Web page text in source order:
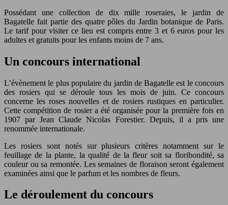
Possédant une collection de dix mille roseraies, le jardin de
Bagatelle fait partie des quatre pôles du Jardin botanique de Paris.
Le tarif pour visiter ce lieu est compris entre 3 et 6 euros pour les
adultes et gratuits pour les enfants moins de 7 ans.
Un concours international
L’évènement le plus populaire du jardin de Bagatelle est le concours
des rosiers qui se déroule tous les mois de juin. Ce concours
concerne les roses nouvelles et de rosiers rustiques en particulier.
Cette compétition de rosier a été organisée pour la première fois en
1907 par Jean Claude Nicolas Forestier. Depuis, il a pris une
renommée internationale.
Les rosiers sont notés sur plusieurs critères notamment sur le
feuillage de la plante, la qualité de la fleur soit sa floribondité, sa
couleur ou sa remontée. Les semaines de floraison seront également
examinées ainsi que le parfum et les nombres de fleurs.
Le déroulement du concours